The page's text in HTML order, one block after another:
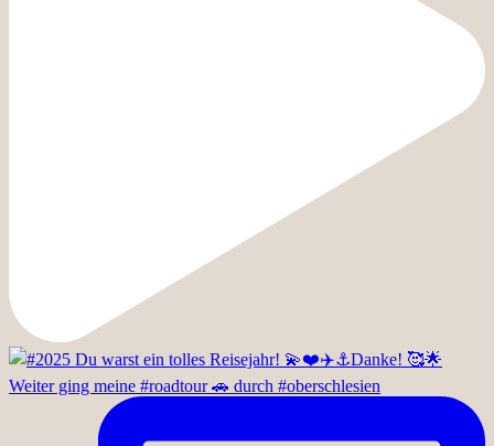
Weiter ging meine #roadtour 🚗 durch #oberschlesien